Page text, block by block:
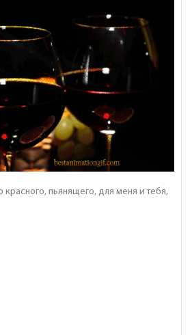
красного, пьянящего, для меня и тебя,